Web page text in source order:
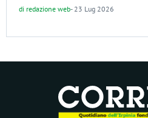
di redazione web- 23 Lug 2026